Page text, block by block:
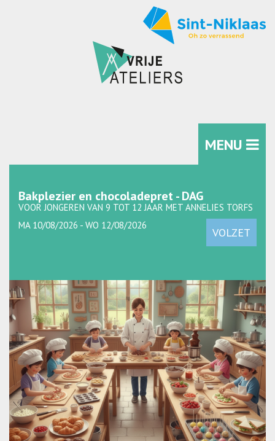
MENU
Bakplezier en chocoladepret - DAG
VOOR JONGEREN VAN 9 TOT 12 JAAR MET ANNELIES TORFS
VOLZET
MA 10/08/2026 - WO 12/08/2026